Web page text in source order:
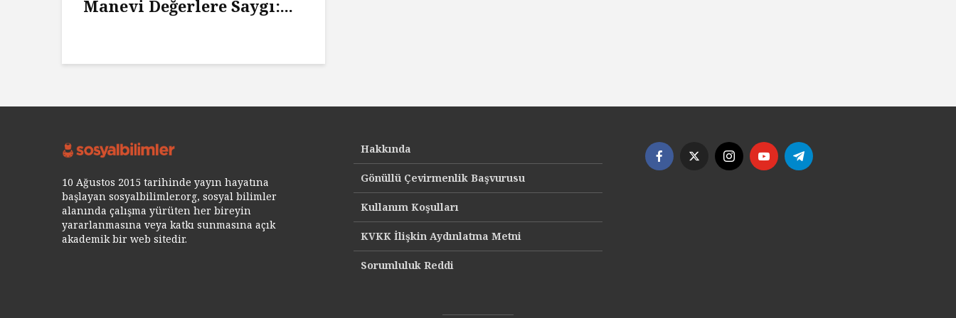
Manevi Değerlere Saygı:...
10 Ağustos 2015 tarihinde yayın hayatına
başlayan sosyalbilimler.org, sosyal bilimler
alanında çalışma yürüten her bireyin
yararlanmasına veya katkı sunmasına açık
akademik bir web sitedir.
Hakkında
Gönüllü Çevirmenlik Başvurusu
Kullanım Koşulları
KVKK İlişkin Aydınlatma Metni
Sorumluluk Reddi